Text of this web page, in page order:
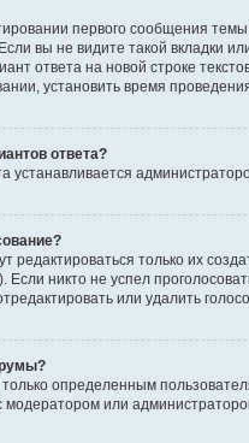
первого сообщения
вы не видите такой вкладки
ответа на новой строке
установить время
ответа?
устанавливается
редактироваться только их
Если никто не успел
или удалить
определенным
модератором или